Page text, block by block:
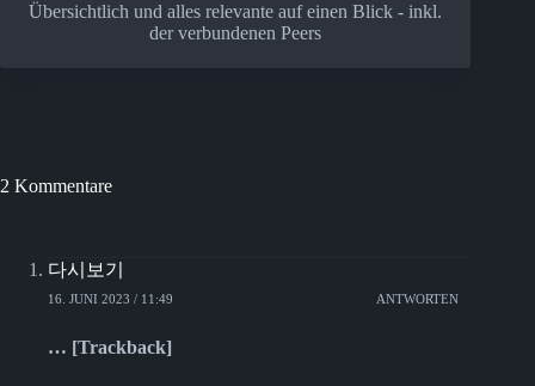
Übersichtlich und alles relevante auf einen Blick - inkl.
der verbundenen Peers
2 Kommentare
다시보기
16. JUNI 2023 / 11:49 ANTWORTEN
… [Trackback]